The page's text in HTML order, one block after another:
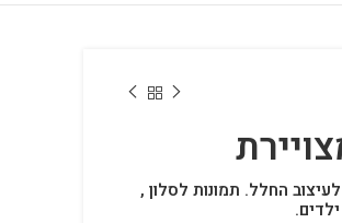
לעיצוב החלל. תמונות לסלון ,